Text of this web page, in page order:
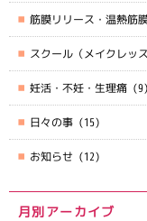
筋膜リリース・温熱筋
スクール（メイクレッス
妊活・不妊・生理痛 (9)
日々の事 (15)
お知らせ (12)
月別アーカイブ